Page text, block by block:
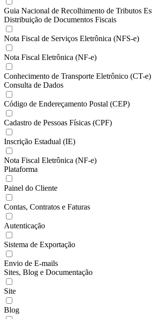
Guia Nacional de Recolhimento de Tributos
Distribuição de Documentos Fiscais
Nota Fiscal de Serviços Eletrônica (NFS-e)
Nota Fiscal Eletrônica (NF-e)
Conhecimento de Transporte Eletrônico (CT-e)
Consulta de Dados
Código de Endereçamento Postal (CEP)
Cadastro de Pessoas Físicas (CPF)
Inscrição Estadual (IE)
Nota Fiscal Eletrônica (NF-e)
Plataforma
Painel do Cliente
Contas, Contratos e Faturas
Autenticação
Sistema de Exportação
Envio de E-mails
Sites, Blog e Documentação
Site
Blog